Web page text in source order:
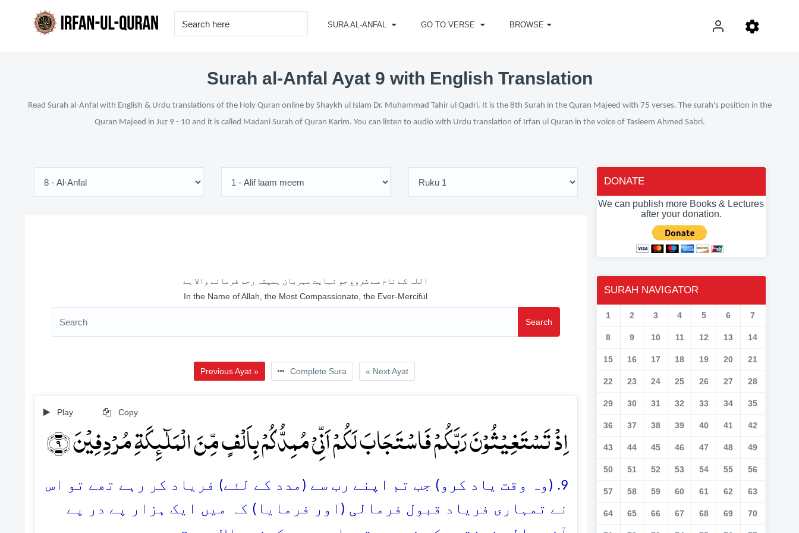
SURA AL-ANFAL GO TO VERSE BROWSE
Surah al-Anfal Ayat 9 with English Translation
Read Surah al-Anfal with English & Urdu translations of the Holy Quran online by Shaykh ul Islam Dr. Muhammad Tahir ul Qadri. It is the 8th Surah in the Quran Majeed with 75 verses. The surah's position in the
Quran Majeed in Juz 9 - 10 and it is called Madani Surah of Quran Karim. You can listen to audio with Urdu translation of Irfan ul Quran in the voice of Tasleem Ahmed Sabri.
اللہ کے نام سے شروع جو نہایت مہربان ہمیشہ رحم فرمانے والا ہے
In the Name of Allah, the Most Compassionate, the Ever-Merciful
Search
Previous Ayat » Complete Sura « Next Ayat
Play Copy
اِذۡ تَسۡتَغِیۡثُوۡنَ رَبَّکُمۡ فَاسۡتَجَابَ لَکُمۡ اَنِّیۡ مُمِدُّکُمۡ بِاَلۡفٍ مِّنَ الۡمَلٰٓئِکَۃِ مُرۡدِفِیۡنَ ﴿۹﴾
9. (وہ وقت یاد کرو) جب تم اپنے رب سے (مدد کے لئے) فریاد کر رہے تھے تو اس
نے تمہاری فریاد قبول فرمالی (اور فرمایا) کہ میں ایک ہزار پے در پے
DONATE
We can publish more Books & Lectures
after your donation.
SURAH NAVIGATOR
1 2 3 4 5 6 7
8 9 10 11 12 13 14
15 16 17 18 19 20 21
22 23 24 25 26 27 28
29 30 31 32 33 34 35
36 37 38 39 40 41 42
43 44 45 46 47 48 49
50 51 52 53 54 55 56
57 58 59 60 61 62 63
64 65 66 67 68 69 70